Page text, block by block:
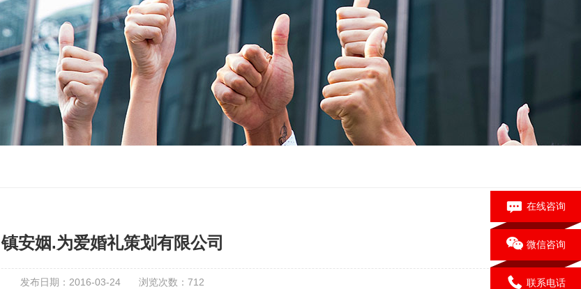
镇安姻.为爱婚礼策划有限公司
发布日期：2016-03-24 浏览次数： 712
在线咨询
微信咨询
联系电话